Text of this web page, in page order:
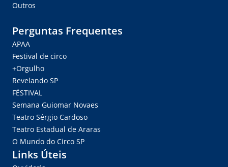
Outros
Perguntas Frequentes
APAA
Festival de circo
+Orgulho
Revelando SP
FÉSTIVAL
Semana Guiomar Novaes
Teatro Sérgio Cardoso
Teatro Estadual de Araras
O Mundo do Circo SP
Links Úteis